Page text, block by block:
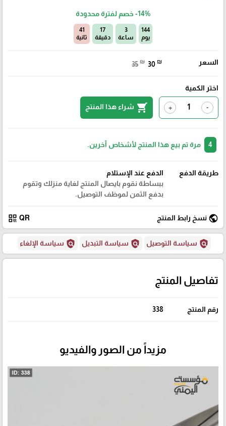
-14% خصم لفترة محدودة
144
يوم
3
ساعة
17
دقيقة
40
ثانية
السعر 35 ₪ 30 ₪
اختر الكمية
-
+
shopping_cart شراء هذا المنتج
مرة تم بيع هذا المنتج لأشخاص آخرين.
طريقة الدفع
الدفع عند الإستلام
ببساطة نقوم بايصال المنتج لغاية منزلك وتقوم
بدفع الثمن لموظف التوصيل.
public نسخ رابط المنتج QR
qr_code
policy سياسة التوصيل policy سياسة التبديل policy سياسة الإلغاء
تفاصيل المنتج
رقم المنتج 338
مزيداً من الصور والفيديو